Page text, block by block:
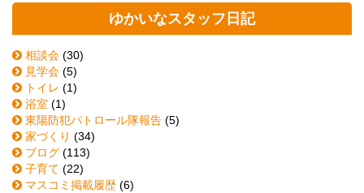
ゆかいなスタッフ日記
相談会 (30)
見学会 (5)
トイレ (1)
浴室 (1)
東陽防犯パトロール隊報告 (5)
家づくり (34)
ブログ (113)
子育て (22)
マスコミ掲載履歴 (6)